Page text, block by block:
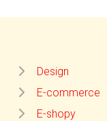
Design
E-commerce
E-shopy